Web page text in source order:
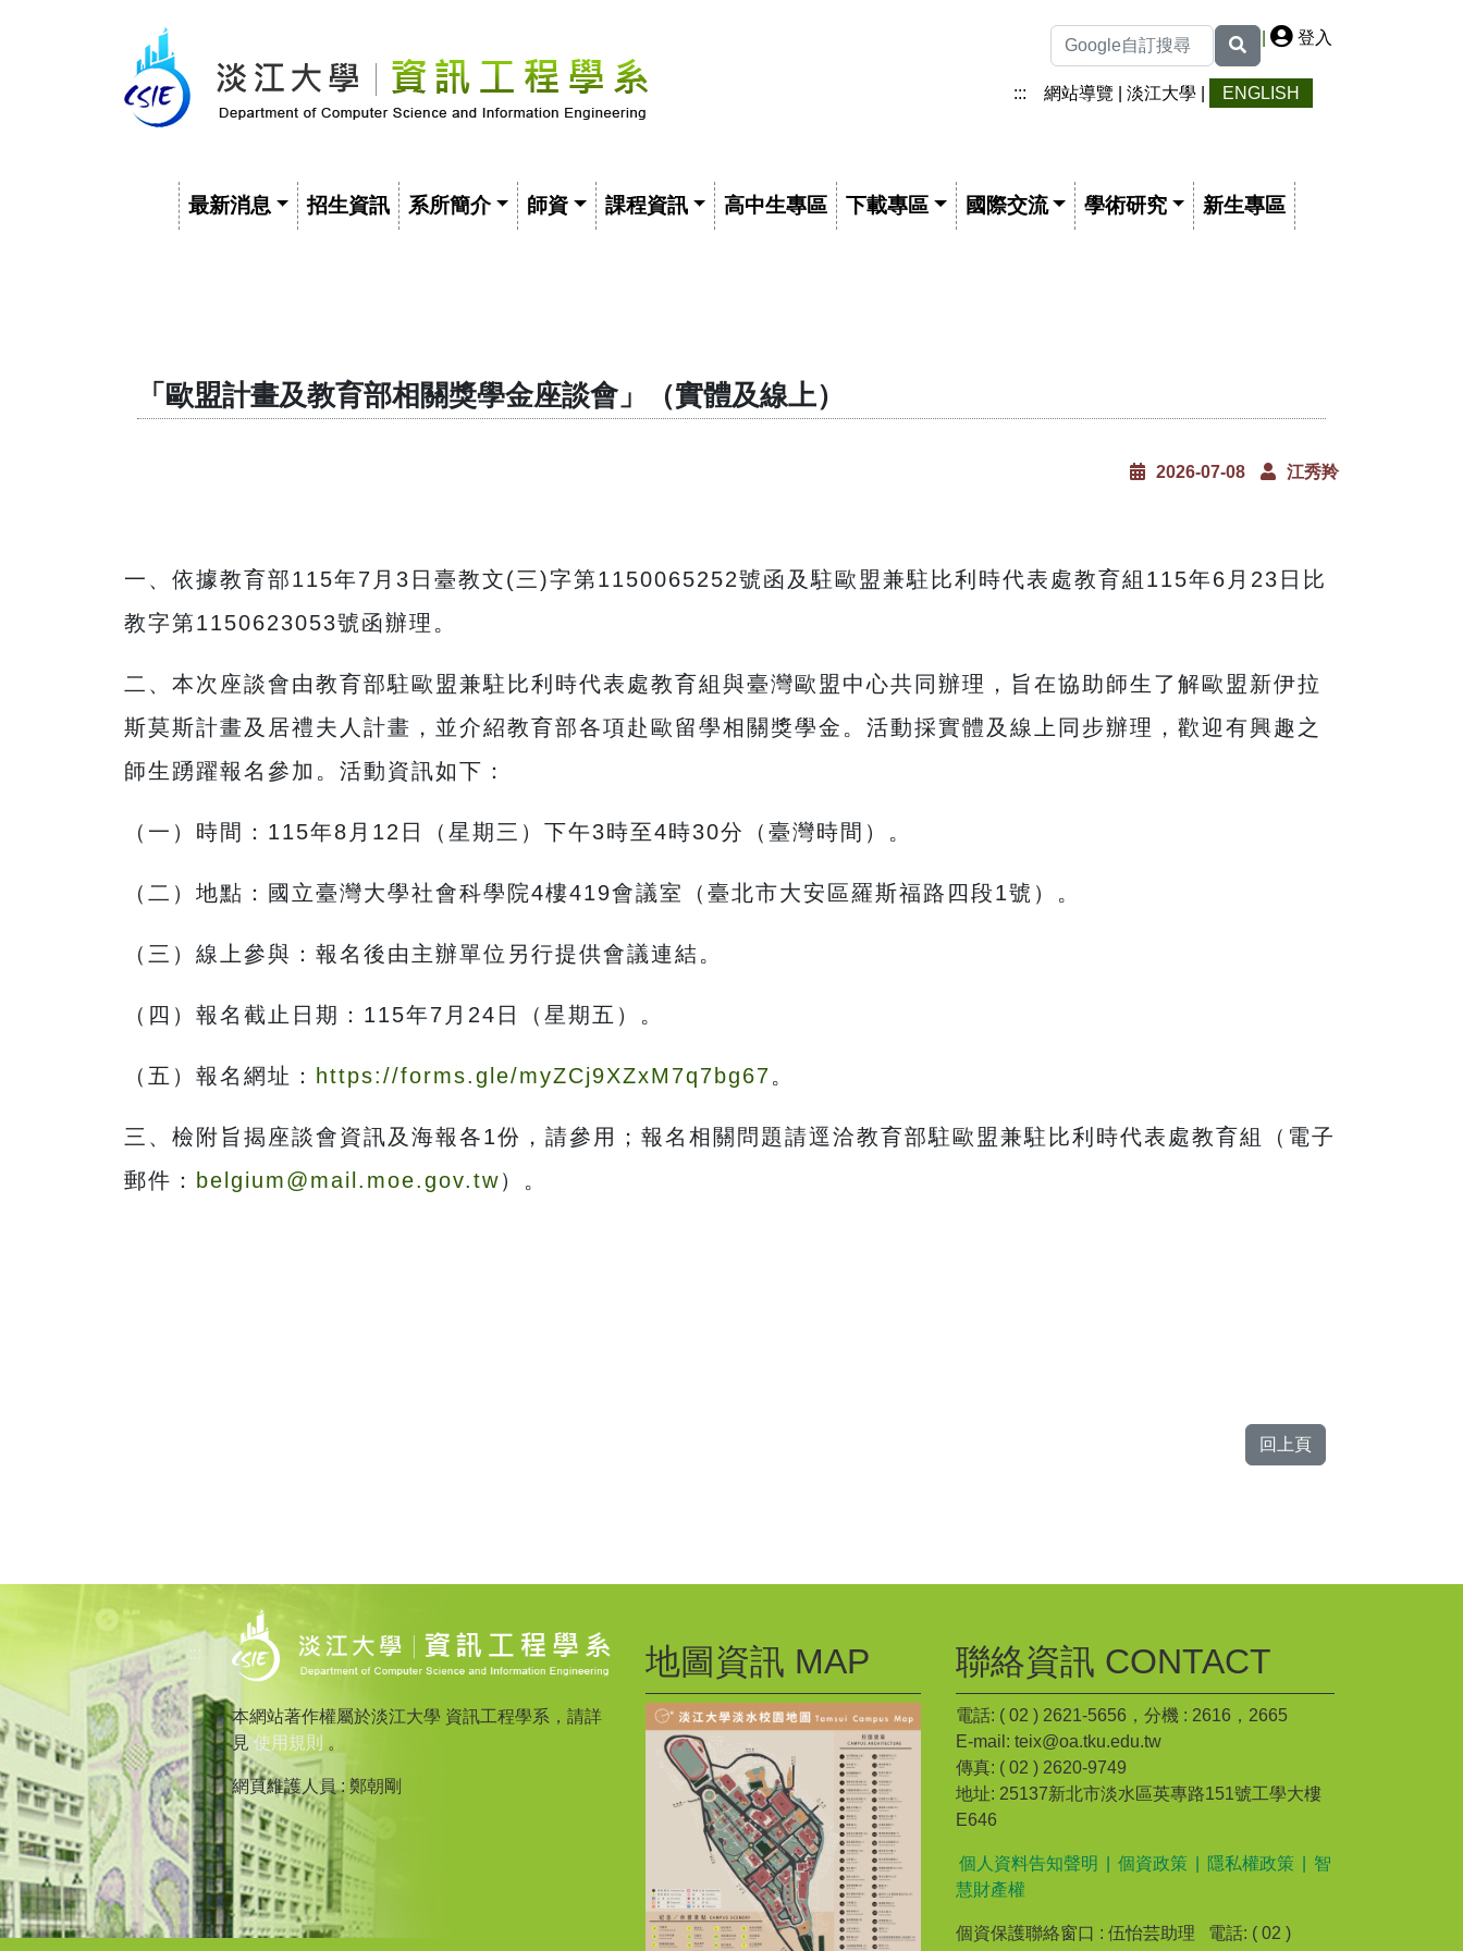
| 登入
::: 網站導覽 淡江大學 ENGLISH
最新消息 招生資訊 系所簡介 師資 課程資訊 高中生專區 下載專區 國際交流 學術研究 新生專區
「歐盟計畫及教育部相關獎學金座談會」（實體及線上）
2026-07-08 江秀羚
一、依據教育部115年7月3日臺教文(三)字第1150065252號函及駐歐盟兼駐比利時代表處教育組115年6月23日比
教字第1150623053號函辦理。
二、本次座談會由教育部駐歐盟兼駐比利時代表處教育組與臺灣歐盟中心共同辦理，旨在協助師生了解歐盟新伊拉
斯莫斯計畫及居禮夫人計畫，並介紹教育部各項赴歐留學相關獎學金。活動採實體及線上同步辦理，歡迎有興趣之
師生踴躍報名參加。活動資訊如下：
（一）時間：115年8月12日（星期三）下午3時至4時30分（臺灣時間）。
（二）地點：國立臺灣大學社會科學院4樓419會議室（臺北市大安區羅斯福路四段1號）。
（三）線上參與：報名後由主辦單位另行提供會議連結。
（四）報名截止日期：115年7月24日（星期五）。
（五）報名網址： https://forms.gle/myZCj9XZxM7q7bg67。
三、檢附旨揭座談會資訊及海報各1份，請參用；報名相關問題請逕洽教育部駐歐盟兼駐比利時代表處教育組（電子
郵件： belgium@mail.moe.gov.tw）。
回上頁
:::
本網站著作權屬於淡江大學 資訊工程學系，請詳
見使用規則 。
網頁維護人員 : 鄭朝剛
地圖資訊 MAP 聯絡資訊 CONTACT
電話: ( 02 ) 2621-5656，分機 : 2616，2665
E-mail: teix@oa.tku.edu.tw
傳真: ( 02 ) 2620-9749
地址: 25137新北市淡水區英專路151號工學大樓
E646
個人資料告知聲明 個資政策 隱私權政策
智
慧財產權
個資保護聯絡窗口 : 伍怡芸助理 電話: ( 02 )